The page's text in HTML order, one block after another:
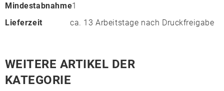
Mindestabnahme1
Lieferzeit
ca. 13 Arbeitstage nach Druckfreigabe
WEITERE ARTIKEL DER
KATEGORIE